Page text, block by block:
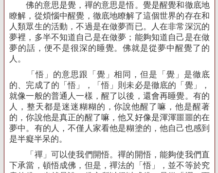
佛的意思是覺，禪的意思是悟。覺是醒覺和徹底地
瞭解，從煩惱中醒覺，徹底地瞭解了這個世界的存在和
人類眾生的活動，不過是在做夢而已。人在非常深沉的
夢裡，多半不知道自己是在做夢；能夠知道自己是在做
夢的話，便不是很深的睡覺。佛就是從夢中醒覺了的
人。
「悟」的意思跟「覺」相同，但是「覺」是徹底
的、完成了的「悟」，「悟」則未必是徹底的「覺」，
就像一般的普通人一樣，醒了以後，還會再睡覺。有的
人，整天都是迷迷糊糊的，你說他醒了嘛，他是醒著
的，你說他是真正的醒了嘛，他又好像是渾渾噩噩的在
夢中。有的人，不僅人家看他是糊塗的，他自己也感到
是半癡半呆的。
「禪」可以使我們開悟。禪的開悟，能夠使我們直
下承當，頓悟成佛，但是，禪法的「悟」，並不等於究